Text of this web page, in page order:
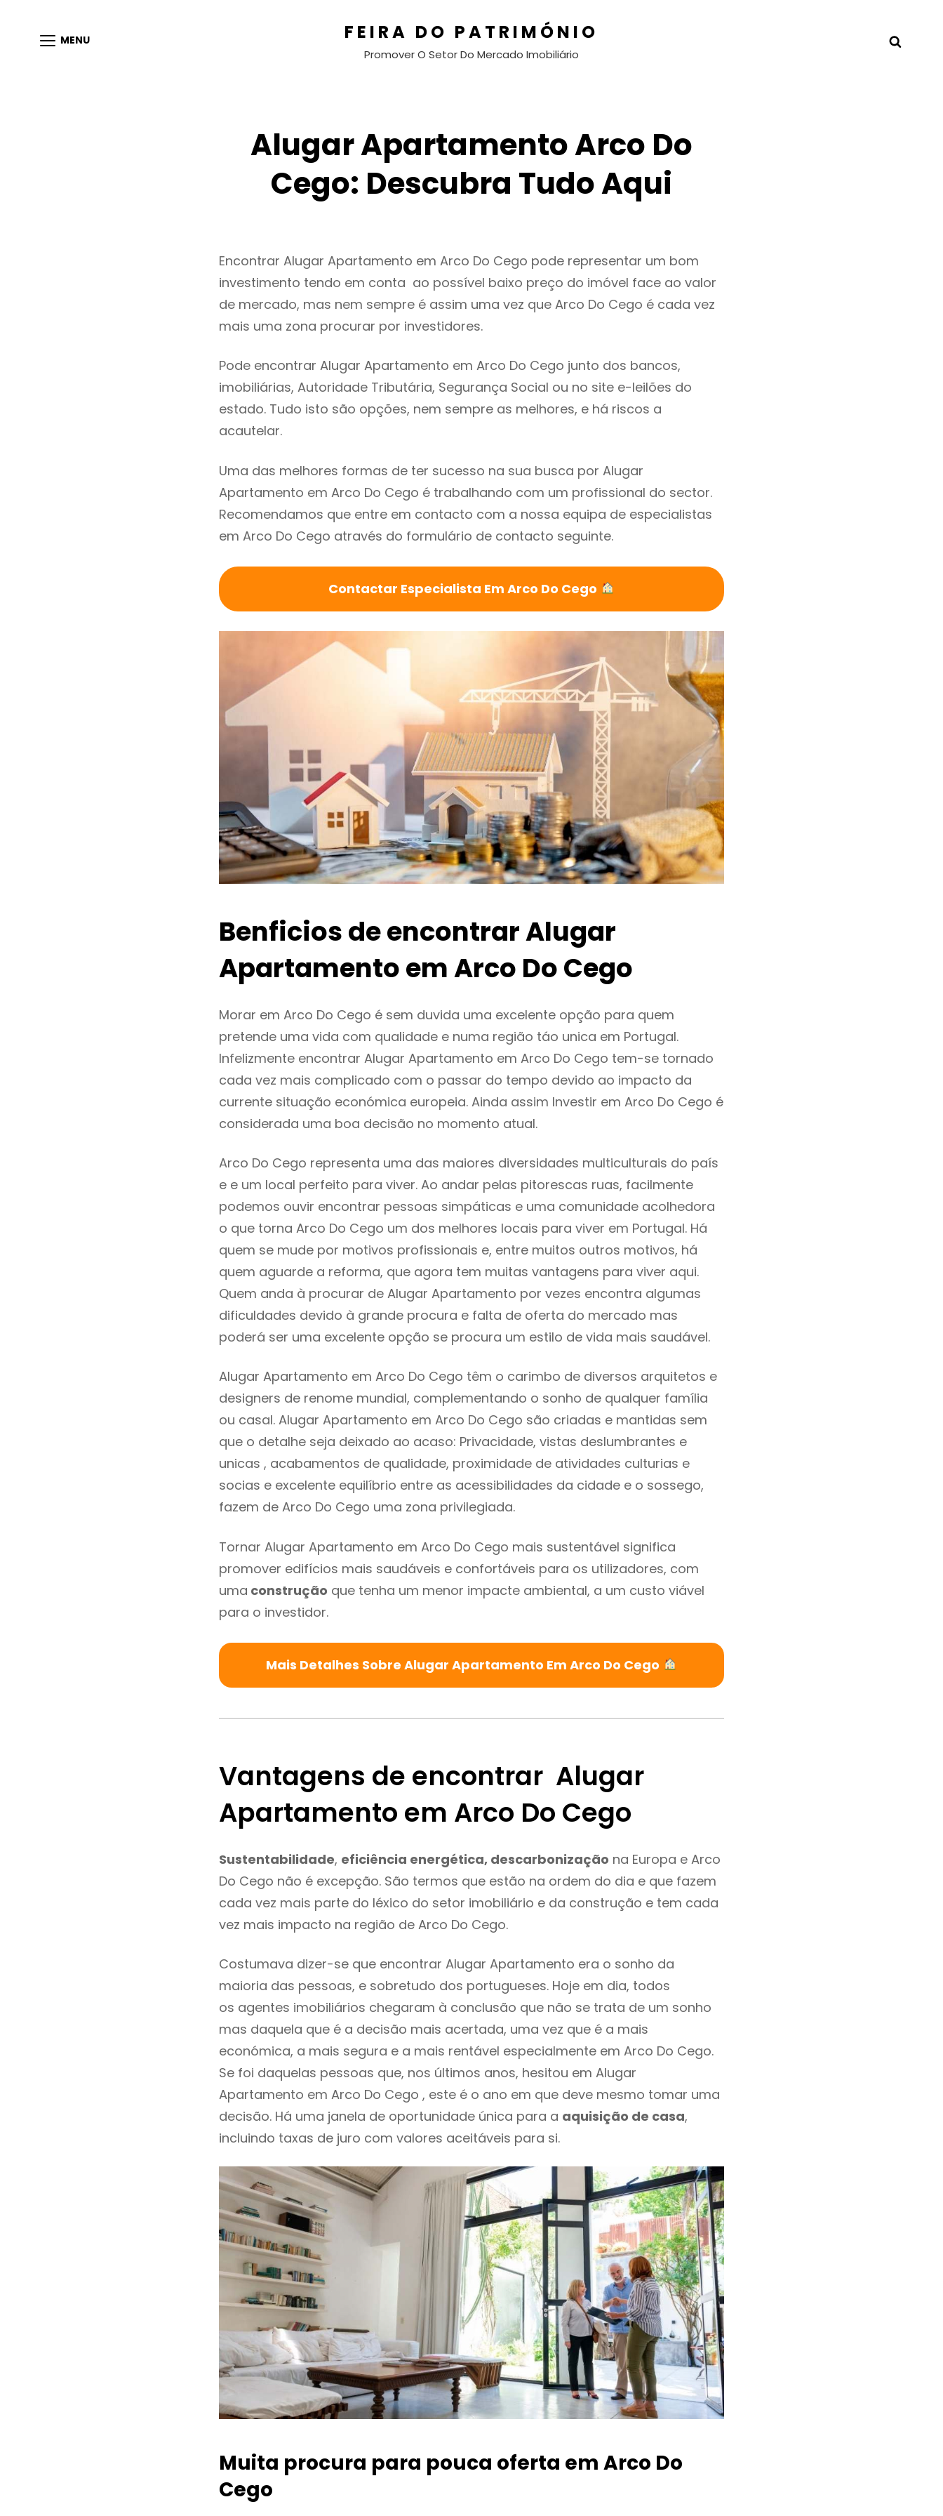
MENU FEIRA DO PATRIMÓNIO
Promover O Setor Do Mercado Imobiliário
Alugar Apartamento Arco Do
Cego: Descubra Tudo Aqui
Encontrar Alugar Apartamento em Arco Do Cego pode representar um bom
investimento tendo em conta ao possível baixo preço do imóvel face ao valor
de mercado, mas nem sempre é assim uma vez que Arco Do Cego é cada vez
mais uma zona procurar por investidores.
Pode encontrar Alugar Apartamento em Arco Do Cego junto dos bancos,
imobiliárias, Autoridade Tributária, Segurança Social ou no site e-leilões do
estado. Tudo isto são opções, nem sempre as melhores, e há riscos a
acautelar.
Uma das melhores formas de ter sucesso na sua busca por Alugar
Apartamento em Arco Do Cego é trabalhando com um profissional do sector.
Recomendamos que entre em contacto com a nossa equipa de especialistas
em Arco Do Cego através do formulário de contacto seguinte.
Contactar Especialista Em Arco Do Cego
Benficios de encontrar Alugar
Apartamento em Arco Do Cego
Morar em Arco Do Cego é sem duvida uma excelente opção para quem
pretende uma vida com qualidade e numa região táo unica em Portugal.
Infelizmente encontrar Alugar Apartamento em Arco Do Cego tem-se tornado
cada vez mais complicado com o passar do tempo devido ao impacto da
currente situação económica europeia. Ainda assim Investir em Arco Do Cego é
considerada uma boa decisão no momento atual.
Arco Do Cego representa uma das maiores diversidades multiculturais do país
e e um local perfeito para viver. Ao andar pelas pitorescas ruas, facilmente
podemos ouvir encontrar pessoas simpáticas e uma comunidade acolhedora
o que torna Arco Do Cego um dos melhores locais para viver em Portugal. Há
quem se mude por motivos profissionais e, entre muitos outros motivos, há
quem aguarde a reforma, que agora tem muitas vantagens para viver aqui.
Quem anda à procurar de Alugar Apartamento por vezes encontra algumas
dificuldades devido à grande procura e falta de oferta do mercado mas
poderá ser uma excelente opção se procura um estilo de vida mais saudável.
Alugar Apartamento em Arco Do Cego têm o carimbo de diversos arquitetos e
designers de renome mundial, complementando o sonho de qualquer família
ou casal. Alugar Apartamento em Arco Do Cego são criadas e mantidas sem
que o detalhe seja deixado ao acaso: Privacidade, vistas deslumbrantes e
unicas , acabamentos de qualidade, proximidade de atividades culturias e
socias e excelente equilíbrio entre as acessibilidades da cidade e o sossego,
fazem de Arco Do Cego uma zona privilegiada.
Tornar Alugar Apartamento em Arco Do Cego mais sustentável significa
promover edifícios mais saudáveis e confortáveis para os utilizadores, com
uma construção que tenha um menor impacte ambiental, a um custo viável
para o investidor.
Mais Detalhes Sobre Alugar Apartamento Em Arco Do Cego
Vantagens de encontrar Alugar
Apartamento em Arco Do Cego
Sustentabilidade, eficiência energética, descarbonização na Europa e Arco
Do Cego não é excepção. São termos que estão na ordem do dia e que fazem
cada vez mais parte do léxico do setor imobiliário e da construção e tem cada
vez mais impacto na região de Arco Do Cego.
Costumava dizer-se que encontrar Alugar Apartamento era o sonho da
maioria das pessoas, e sobretudo dos portugueses. Hoje em dia, todos
os agentes imobiliários chegaram à conclusão que não se trata de um sonho
mas daquela que é a decisão mais acertada, uma vez que é a mais
económica, a mais segura e a mais rentável especialmente em Arco Do Cego.
Se foi daquelas pessoas que, nos últimos anos, hesitou em Alugar
Apartamento em Arco Do Cego , este é o ano em que deve mesmo tomar uma
decisão. Há uma janela de oportunidade única para a aquisição de casa,
incluindo taxas de juro com valores aceitáveis para si.
Muita procura para pouca oferta em Arco Do
Cego